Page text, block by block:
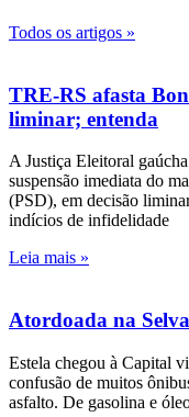
Todos os artigos »
TRE-RS afasta
liminar; entenda
A Justiça Eleitoral
suspensão imediata do
(PSD), em decisão
indícios de infidelidade
Leia mais »
Atordoada na
Estela chegou à Capital
confusão de muitos
asfalto. De gasolina e